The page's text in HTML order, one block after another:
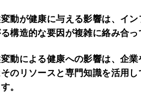
動が健康に与える影響は、イ
構造的な要因が複雑に絡み合っ
動による健康への影響は、企
のリソースと専門知識を活用
。